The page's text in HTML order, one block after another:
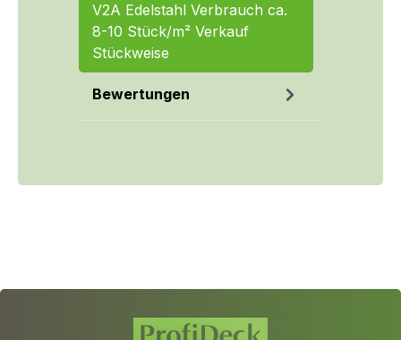
V2A Edelstahl Verbrauch ca.
8-10 Stück/m² Verkauf
Stückweise
Bewertungen